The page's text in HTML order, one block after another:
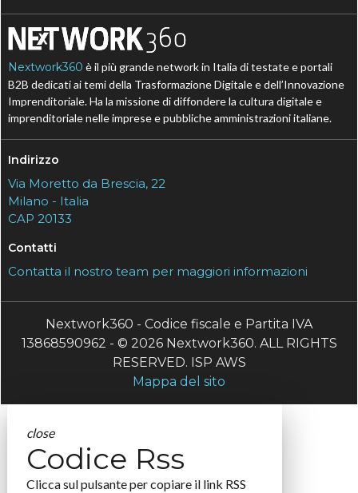
Nextwork360 è il più grande network in Italia di testate e portali
B2B dedicati ai temi della Trasformazione Digitale e dell’Innovazione
Imprenditoriale. Ha la missione di diffondere la cultura digitale e
imprenditoriale nelle imprese e pubbliche amministrazioni italiane.
Indirizzo
Via Moretto da Brescia, 22
Milano - Italia
CAP 20133
Contatti
Contatta il nostro team per maggiori informazioni
Nextwork360 - Codice fiscale e Partita IVA
13868590962 - © 2026 Nextwork360. ALL RIGHTS
RESERVED. ISP AWS
Mappa del sito
close
Codice Rss
Clicca sul pulsante per copiare il link RSS